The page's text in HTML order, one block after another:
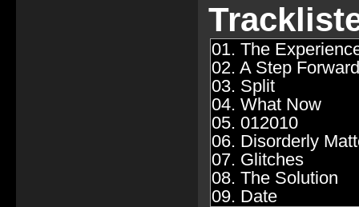
01. The
02. A Step Forward
03. Split
04. What Now
05. 012010
06. Disorderly
07. Glitches
08. The Solution
09. Date